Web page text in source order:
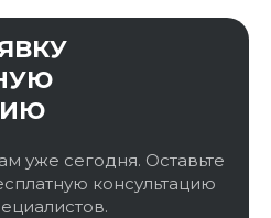
уже сегодня. Оставьте
консультацию